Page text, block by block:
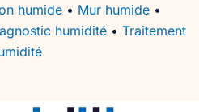
humide • Mur humide •
humidité • Traitement